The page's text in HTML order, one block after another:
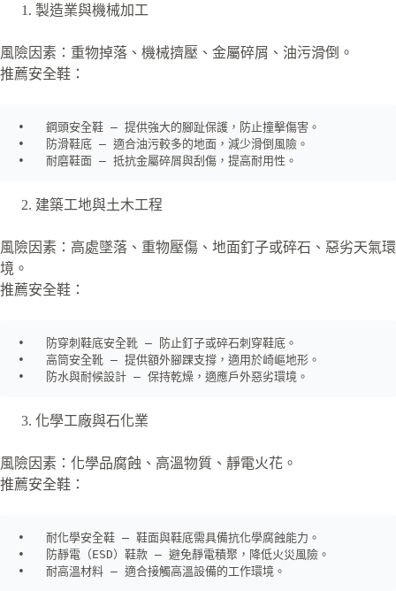
製造業與機械加工
風險因素：重物掉落、機械擠壓、金屬碎屑、油污滑倒。
推薦安全鞋：
•   鋼頭安全鞋 – 提供強大的腳趾保護，防止撞擊傷害。
•   防滑鞋底 – 適合油污較多的地面，減少滑倒風險。
•   耐磨鞋面 – 抵抗金屬碎屑與刮傷，提高耐用性。
建築工地與土木工程
風險因素：高處墜落、重物壓傷、地面釘子或碎石、惡劣天氣環
境。
推薦安全鞋：
•   防穿刺鞋底安全靴 – 防止釘子或碎石刺穿鞋底。
•   高筒安全靴 – 提供額外腳踝支撐，適用於崎嶇地形。
•   防水與耐候設計 – 保持乾燥，適應戶外惡劣環境。
化學工廠與石化業
風險因素：化學品腐蝕、高溫物質、靜電火花。
推薦安全鞋：
•   耐化學安全鞋 – 鞋面與鞋底需具備抗化學腐蝕能力。
•   防靜電（ESD）鞋款 – 避免靜電積聚，降低火災風險。
•   耐高溫材料 – 適合接觸高溫設備的工作環境。